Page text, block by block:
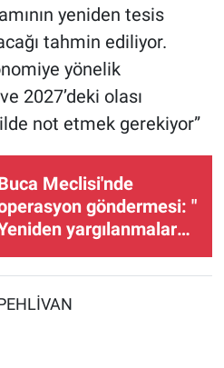
yeniden tesis
tahmin ediliyor.
yönelik
2027’deki olası
not etmek gerekiyor”
Meclisi'nde
göndermesi: "
yargılanmalar